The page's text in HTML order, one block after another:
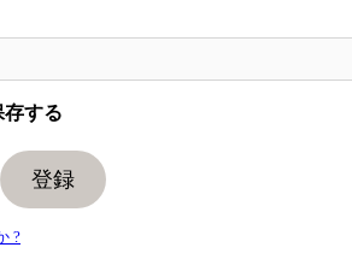
存する
登録
?